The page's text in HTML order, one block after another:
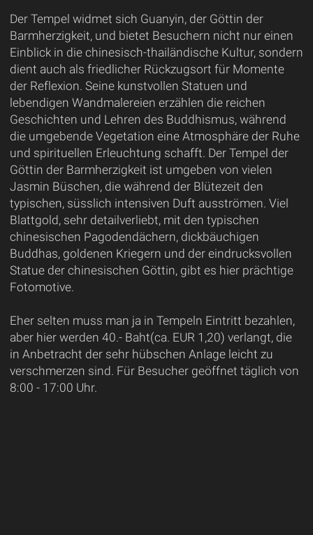
Der Tempel widmet sich Guanyin, der Göttin der
Barmherzigkeit, und bietet Besuchern nicht nur einen
Einblick in die chinesisch-thailändische Kultur, sondern
dient auch als friedlicher Rückzugsort für Momente
der Reflexion. Seine kunstvollen Statuen und
lebendigen Wandmalereien erzählen die reichen
Geschichten und Lehren des Buddhismus, während
die umgebende Vegetation eine Atmosphäre der Ruhe
und spirituellen Erleuchtung schafft. Der Tempel der
Göttin der Barmherzigkeit ist umgeben von vielen
Jasmin Büschen, die während der Blütezeit den
typischen, süsslich intensiven Duft ausströmen. Viel
Blattgold, sehr detailverliebt, mit den typischen
chinesischen Pagodendächern, dickbäuchigen
Buddhas, goldenen Kriegern und der eindrucksvollen
Statue der chinesischen Göttin, gibt es hier prächtige
Fotomotive.
Eher selten muss man ja in Tempeln Eintritt bezahlen,
aber hier werden 40.- Baht(ca. EUR 1,20) verlangt, die
in Anbetracht der sehr hübschen Anlage leicht zu
verschmerzen sind. Für Besucher geöffnet täglich von
8:00 - 17:00 Uhr.